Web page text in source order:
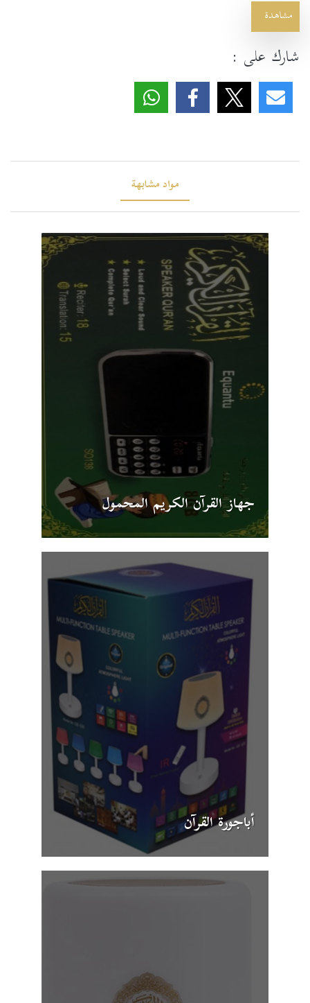
مشاهدة
شارك على :
مواد مشابهة
أباجورة القرآن
جهاز القرآن الكريم المحمول